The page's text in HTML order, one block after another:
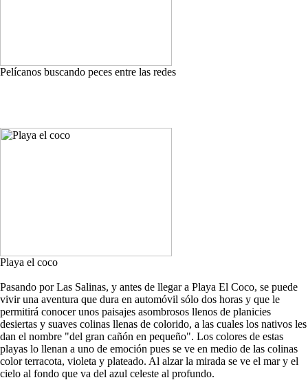
Pelícanos buscando peces entre las redes
Playa el coco
Pasando por Las Salinas, y antes de llegar a Playa El Coco, se puede
vivir una aventura que dura en automóvil sólo dos horas y que le
permitirá conocer unos paisajes asombrosos llenos de planicies
desiertas y suaves colinas llenas de colorido, a las cuales los nativos les
dan el nombre "del gran cañón en pequeño". Los colores de estas
playas lo llenan a uno de emoción pues se ve en medio de las colinas
color terracota, violeta y plateado. Al alzar la mirada se ve el mar y el
cielo al fondo que va del azul celeste al profundo.